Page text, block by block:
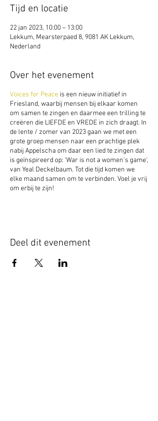
Tijd en locatie
22 jan 2023, 10:00 – 13:00
Lekkum, Mearsterpaed 8, 9081 AK Lekkum,
Nederland
Over het evenement
Voices for Peace is een nieuw initiatief in
Friesland, waarbij mensen bij elkaar komen
om samen te zingen en daarmee een trilling te
creëren die LIEFDE en VREDE in zich draagt. In
de lente / zomer van 2023 gaan we met een
grote groep mensen naar een prachtige plek
nabij Appelscha om daar een lied te zingen dat
is geïnspireerd op: 'War is not a women's game',
van Yeal Deckelbaum. Tot die tijd komen we
elke maand samen om te verbinden. Voel je vrij
om erbij te zijn!
Deel dit evenement